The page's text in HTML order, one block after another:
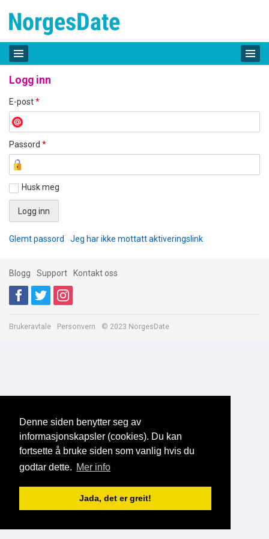
Denne siden benytter seg av
informasjonskapsler (cookies). Du kan
fortsette å bruke siden som vanlig hvis du
godtar dette. Mer info
Jada, det er greit!
Logg inn
E-post*
Passord *
Husk meg
Glemt passord Jeg har ikke mottatt aktiveringslink
Blogg Support Kontakt oss
Brukeravtale Personvern © 2023 NorgesDate